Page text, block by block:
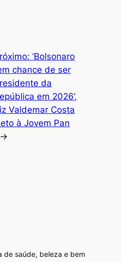
‘Bolsonaro
chance de ser
da
em 2026’,
Valdemar Costa
à Jovem Pan
→
de saúde, beleza e bem